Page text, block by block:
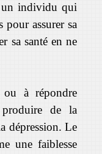
un individu qui
pour assurer sa
sa santé en ne
à répondre
de la
dépression. Le
une faiblesse